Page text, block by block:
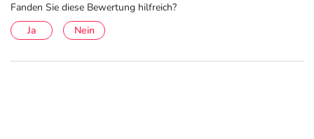
Fanden Sie diese Bewertung hilfreich?
Ja
Nein